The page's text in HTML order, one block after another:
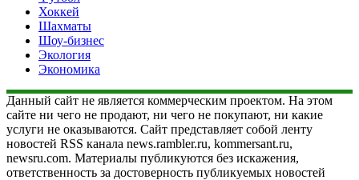
Хоккей
Шахматы
Шоу-бизнес
Экология
Экономика
Данный сайт не является коммерческим проектом. На этом
сайте ни чего не продают, ни чего не покупают, ни какие
услуги не оказываются. Сайт представляет собой ленту
новостей RSS канала news.rambler.ru, kommersant.ru,
newsru.com. Материалы публикуются без искажения,
ответственность за достоверность публикуемых новостей